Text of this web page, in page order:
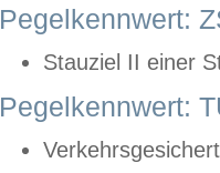
Pegelkennwert:
Stauziel II einer
Pegelkennwert: